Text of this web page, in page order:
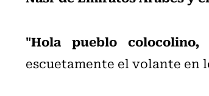
"Hola pueblo
escuetamente el volante en